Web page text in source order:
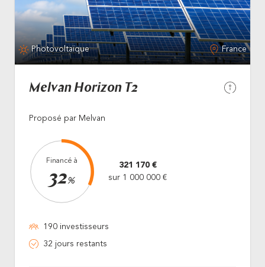
Photovoltaïque France
Melvan Horizon T2
Proposé par Melvan
Financé à
32%
321 170 €
sur 1 000 000 €
190 investisseurs
32 jours restants